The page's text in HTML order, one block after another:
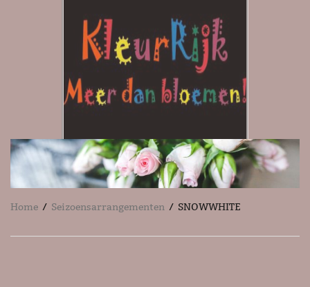
Home / Seizoensarrangementen / SNOWWHITE